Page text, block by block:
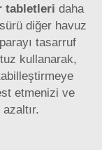
tabletleri daha
diğer havuz
tasarruf
kullanarak,
etmenizi ve